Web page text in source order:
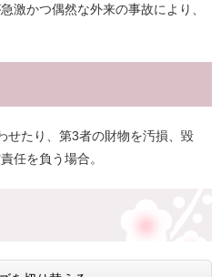
激かつ偶然な外来の事故により、
せたり、第3者の財物を汚損、毀
任を負う場合。